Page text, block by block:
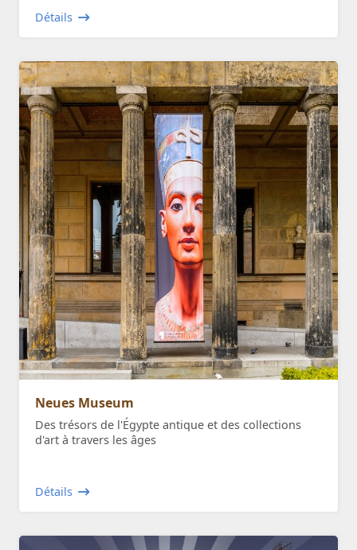
Détails
Neues Museum
Des trésors de l'Égypte antique et des collections
d'art à travers les âges
Détails